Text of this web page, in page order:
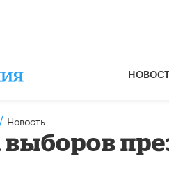
Новость
выборов